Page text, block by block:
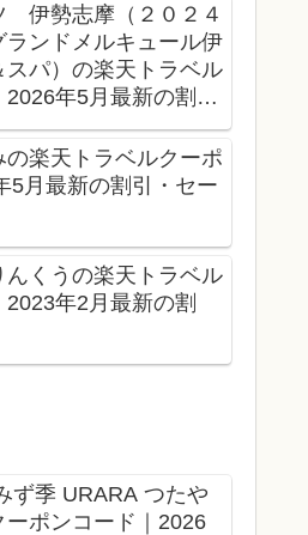
伊勢志摩（２０２４
ンドメルキュール伊
パ）の楽天トラベル
年5月最新の割
楽天トラベルクーポ
5月最新の割引・セー
んくうの楽天トラベル
年2月最新の割
ず季 URARA つたや
ポンコード｜2026